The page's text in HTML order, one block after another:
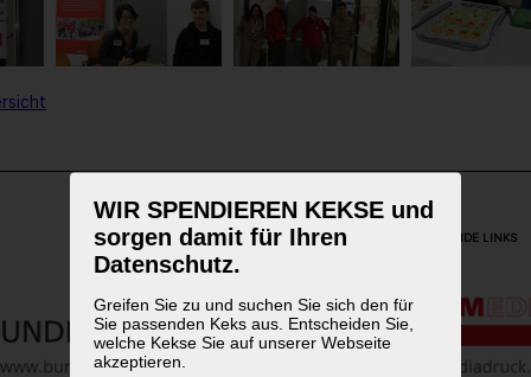
WIR SPENDIEREN KEKSE und
sorgen damit für Ihren
Datenschutz.
Greifen Sie zu und suchen Sie sich den für
Sie passenden Keks aus. Entscheiden Sie,
welche Kekse Sie auf unserer Webseite
akzeptieren.
WEITERFÜHRENDE LINKS